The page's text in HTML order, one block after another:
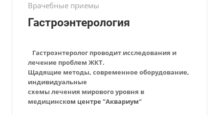
Врачебные приемы
Гастроэнтерология
Гастроэнтеролог проводит исследования и
лечение проблем ЖКТ.
Щадящие методы, современное оборудование,
индивидуальные
схемы лечения мирового уровня в
медицинском центре "Аквариум"